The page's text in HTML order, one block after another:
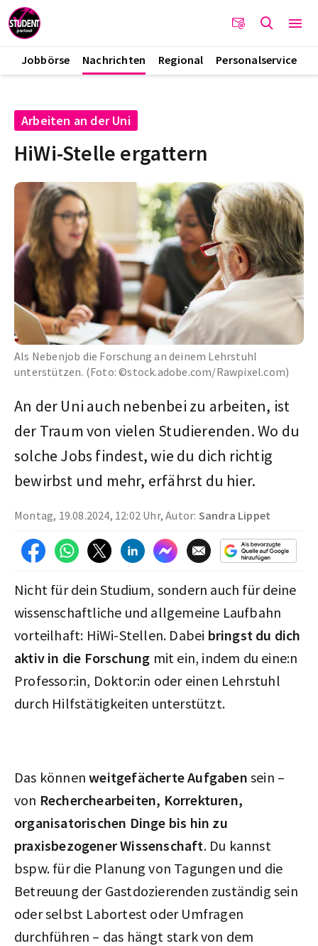
Jobbörse Nachrichten Regional Personalservice
Arbeiten an der Uni
HiWi-Stelle ergattern
Als Nebenjob die Forschung an deinem Lehrstuhl
unterstützen. (Foto: ©stock.adobe.com/Rawpixel.com)
An der Uni auch nebenbei zu arbeiten, ist
der Traum von vielen Studierenden. Wo du
solche Jobs findest, wie du dich richtig
bewirbst und mehr, erfährst du hier.
Montag, 19.08.2024, 12:02 Uhr, Autor: Sandra Lippet
Nicht für dein Studium, sondern auch für deine
wissenschaftliche und allgemeine Laufbahn
vorteilhaft: HiWi-Stellen. Dabei bringst du dich
aktiv in die Forschung mit ein, indem du eine:n
Professor:in, Doktor:in oder einen Lehrstuhl
durch Hilfstätigkeiten unterstützt.
Das können weitgefächerte Aufgaben sein –
von Recherchearbeiten, Korrekturen,
organisatorischen Dinge bis hin zu
praxisbezogener Wissenschaft. Du kannst
bspw. für die Planung von Tagungen und die
Betreuung der Gastdozierenden zuständig sein
oder selbst Labortest oder Umfragen
durchführen – das hängt stark von dem